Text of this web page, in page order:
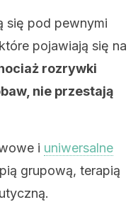
się pod pewnymi
pojawiają się na
rozrywki
nie przestają
i uniwersalne
grupową, terapią